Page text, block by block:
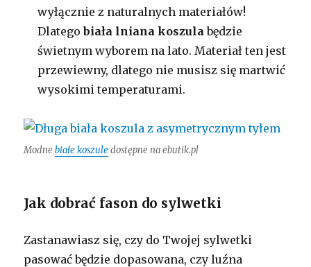
wyłącznie z naturalnych materiałów!
Dlategobiała lniana koszula będzie
świetnym wyborem na lato. Materiał ten jest
przewiewny, dlatego nie musisz się martwić
wysokimi temperaturami.
Modnebiałe koszuledostępne na ebutik.pl
Jak dobrać fason do sylwetki
Zastanawiasz się, czy do Twojej sylwetki
pasować będzie dopasowana, czy luźna